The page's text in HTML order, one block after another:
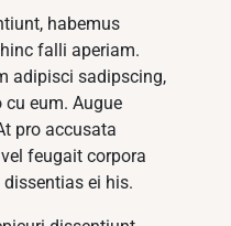
habemus
falli aperiam.
adipisci sadipscing,
eum. Augue
pro accusata
feugait corpora
ei his.